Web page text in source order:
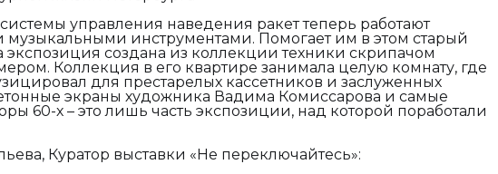
управления наведения ракет теперь работают
музыкальными инструментами. Помогает им в этом старый
экспозиция создана из коллекции техники скрипачом
Коллекция в его квартире занимала целую комнату, где
для престарелых кассетников и заслуженных
экраны художника Вадима Комиссарова и самые
60-х – это лишь часть экспозиции, над которой поработали
Куратор выставки «Не переключайтесь»: